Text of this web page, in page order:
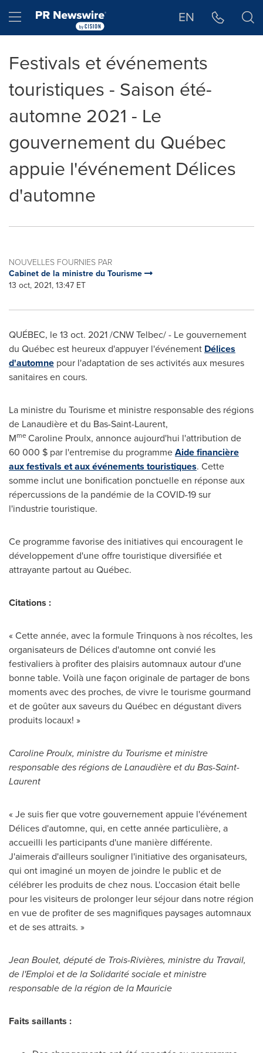
Hamburger menu EN
Festivals et événements
touristiques - Saison été-
automne 2021 - Le
gouvernement du Québec
appuie l'événement Délices
d'automne
NOUVELLES FOURNIES PAR
Cabinet de la ministre du Tourisme
13 oct, 2021, 13:47 ET
QUÉBEC, le13 oct. 2021/CNW Telbec/ - Le gouvernement
du Québec est heureux d'appuyer l'événement Délices
d'automne pour l'adaptation de ses activités aux mesures
sanitaires en cours.
La ministre du Tourisme et ministre responsable des régions
de Lanaudière et du Bas-Saint-Laurent,
MmeCaroline Proulx, annonce aujourd'hui l'attribution de
60 000 $ par l'entremise du programmeAide financière
aux festivals et aux événements touristiques. Cette
somme inclut une bonification ponctuelle en réponse aux
répercussions de la pandémie de la COVID-19 sur
l'industrie touristique.
Ce programme favorise des initiatives qui encouragent le
développement d'une offre touristique diversifiée et
attrayante partout au Québec.
Citations :
« Cette année, avec la formule Trinquons à nos récoltes, les
organisateurs de Délices d'automne ont convié les
festivaliers à profiter des plaisirs automnaux autour d'une
bonne table. Voilà une façon originale de partager de bons
moments avec des proches, de vivre le tourisme gourmand
et de goûter aux saveurs du Québec en dégustant divers
produits locaux! »
Caroline Proulx, ministre du Tourisme et ministre
responsable des régions de Lanaudière et du Bas-Saint-
Laurent
« Je suis fier que votre gouvernement appuie l'événement
Délices d'automne, qui, en cette année particulière, a
accueilli les participants d'une manière différente.
J'aimerais d'ailleurs souligner l'initiative des organisateurs,
qui ont imaginé un moyen de joindre le public et de
célébrer les produits de chez nous. L'occasion était belle
pour les visiteurs de prolonger leur séjour dans notre région
en vue de profiter de ses magnifiques paysages automnaux
et de ses attraits. »
Jean Boulet, député de Trois-Rivières, ministre du Travail,
de l'Emploi et de la Solidarité sociale et ministre
responsable de la région de la Mauricie
Faits saillants :